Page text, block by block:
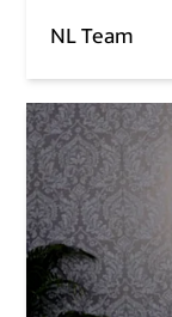
NL Team